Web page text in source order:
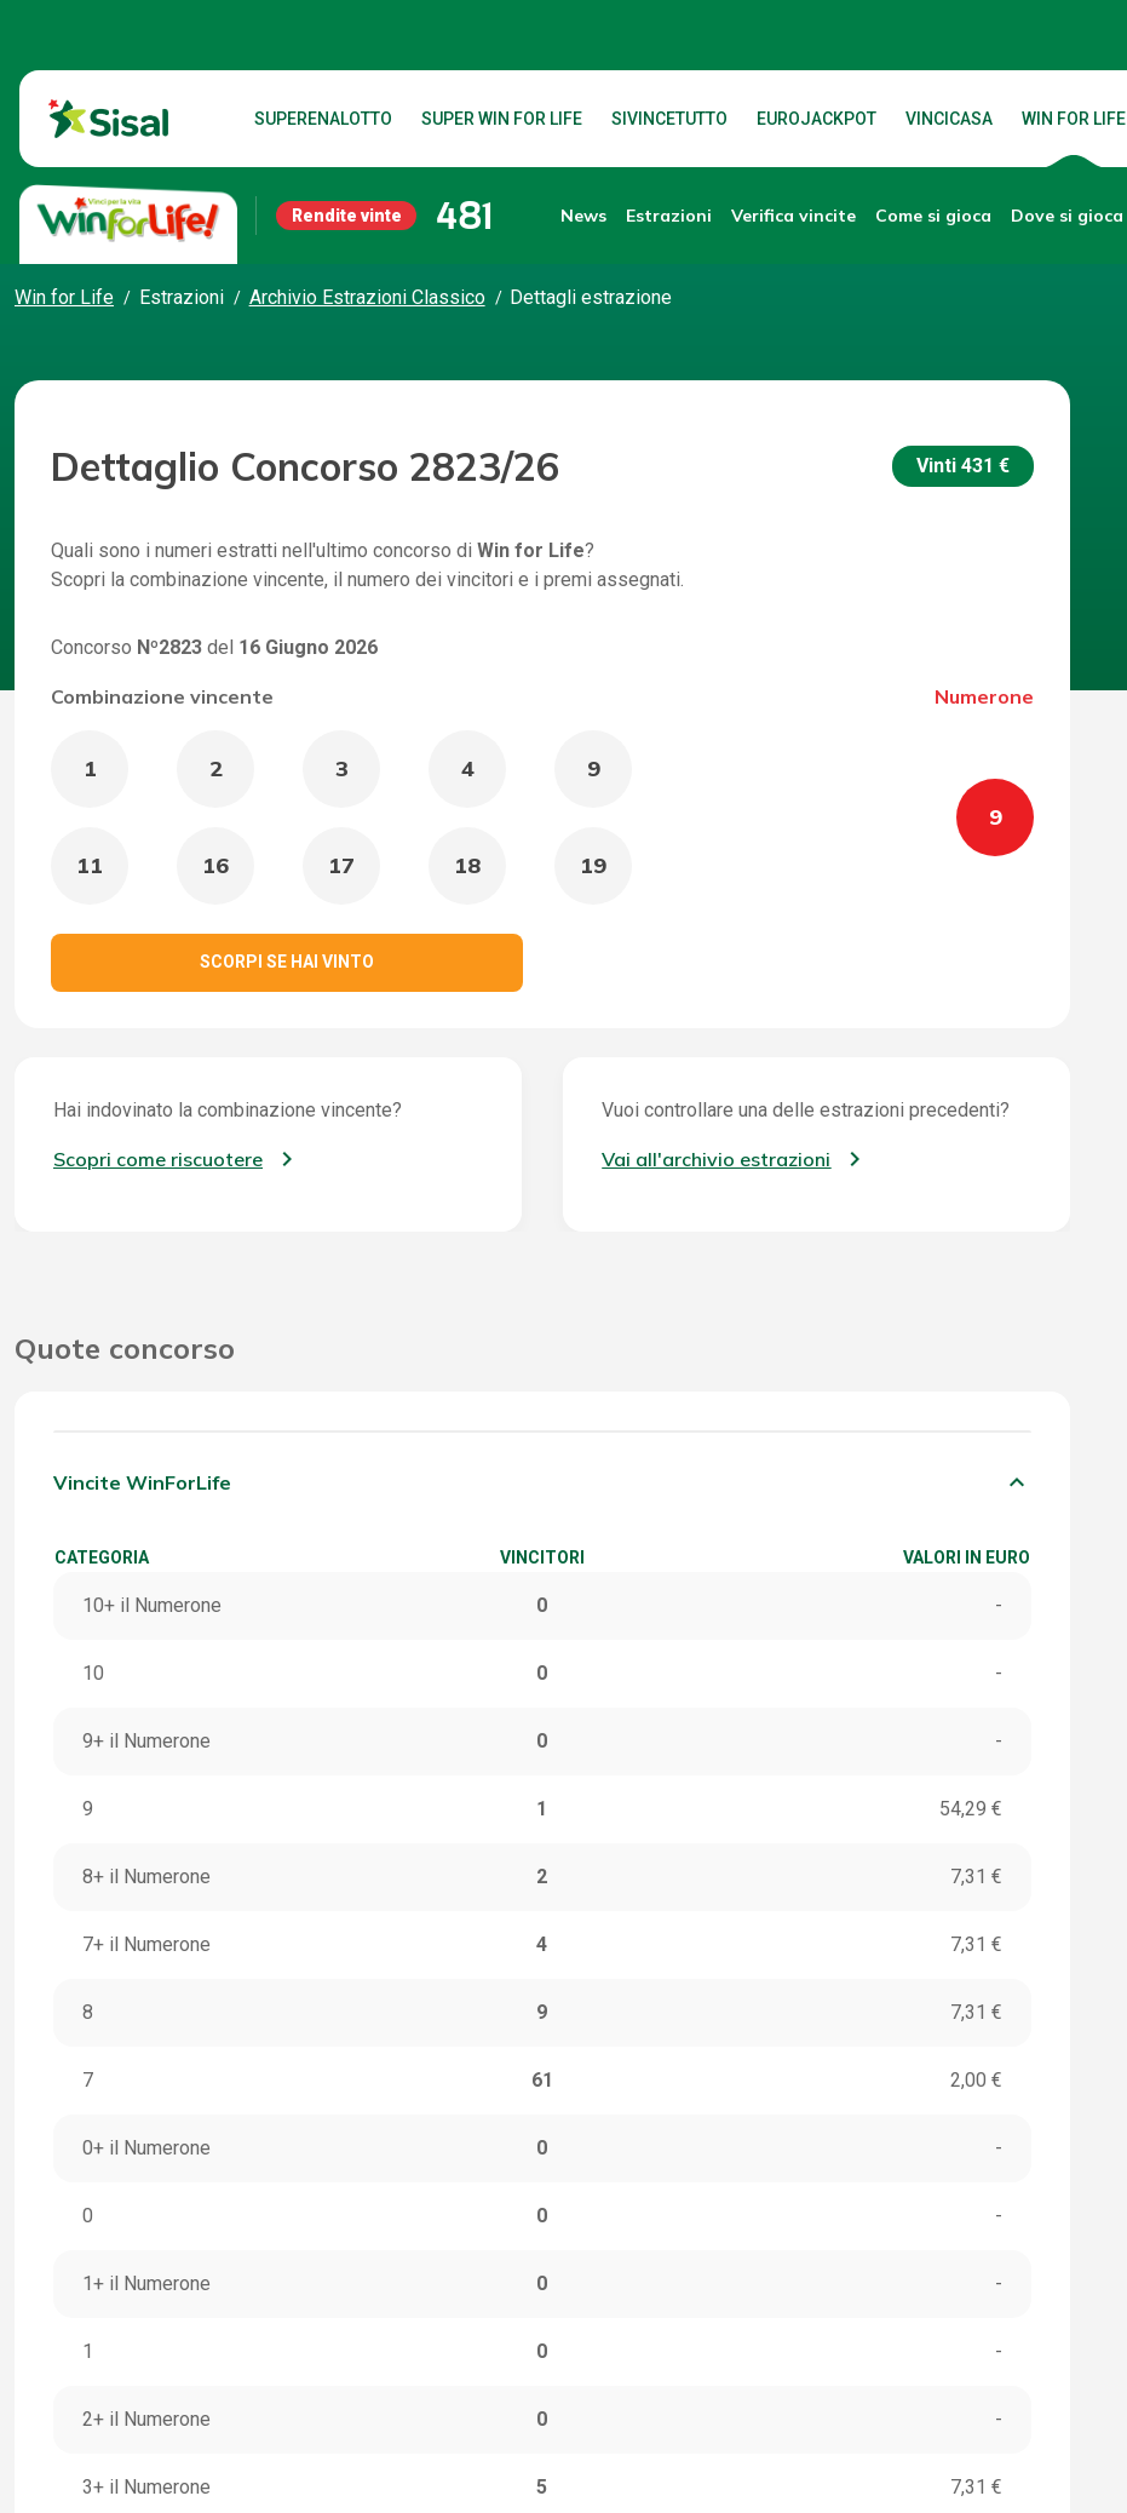
SUPERENALOTTO SUPER WIN FOR LIFE SIVINCETUTTO EUROJACKPOT VINCICASA WIN FOR LIFE
Rendite vinte 481 News Estrazioni Verifica vincite Come si gioca Dove si gioca
Win for Life Estrazioni Archivio Estrazioni Classico Dettagli estrazione
Dettaglio Concorso 2823/26 Vinti 431 €
Quali sono i numeri estratti nell'ultimo concorso di Win for Life?
Scopri la combinazione vincente, il numero dei vincitori e i premi assegnati.
Concorso Nº2823 del 16 Giugno 2026
Combinazione vincente Numerone
1 2 3 4 9
11 16 17 18 19
9
SCORPI SE HAI VINTO
Hai indovinato la combinazione vincente?
Scopri come riscuotere
Vuoi controllare una delle estrazioni precedenti?
Vai all'archivio estrazioni
Quote concorso
Vincite WinForLife keyboard_arrow_down
CATEGORIA VINCITORI VALORI IN EURO
10+ il Numerone 0 -
10 0 -
9+ il Numerone 0 -
9 1 54,29 €
8+ il Numerone 2 7,31 €
7+ il Numerone 4 7,31 €
8 9 7,31 €
7 61 2,00 €
0+ il Numerone 0 -
0 0 -
1+ il Numerone 0 -
1 0 -
2+ il Numerone 0 -
3+ il Numerone 5 7,31 €